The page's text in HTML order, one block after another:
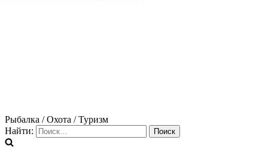
Рыбалка / Охота / Туризм
Найти: